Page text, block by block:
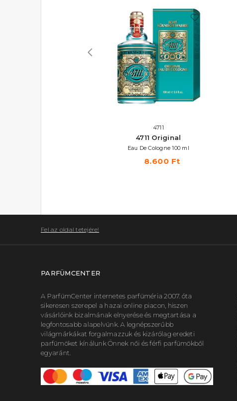
4711
4711 Original
Eau De Cologne 100 ml
8.600 Ft
Fel az oldal tetejére!
PARFÜMCENTER
A ParfümCenter internetes parfüméria 2007. óta
sikeresen szerepel a hazai online piacon, hiszen
vásárlóink bizalmának elnyerése és megtartása a
legfontosabb alapelvünk. A legnépszerűbb
világmárkákat forgalmazzuk és kizárólag eredeti
parfümöket kínálunk Önnek női és férfi parfümökből
egyaránt.